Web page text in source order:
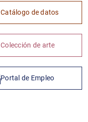
Catálogo de datos
Colección de arte
Portal de Empleo